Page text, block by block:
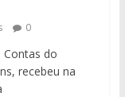
0
Contas do
recebeu na